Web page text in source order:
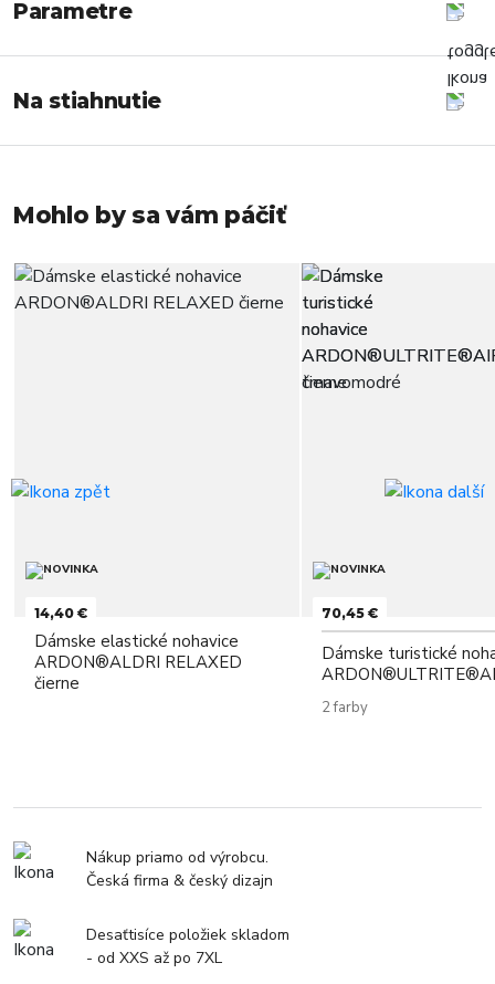
Parametre
Na stiahnutie
Mohlo by sa vám páčiť
14,40 €
Dámske elastické nohavice
ARDON®ALDRI RELAXED
čierne
70,45 €
Dámske turistické
2 farby
Nákup priamo od výrobcu.
Česká firma & český dizajn
Desaťtisíce položiek skladom
- od XXS až po 7XL